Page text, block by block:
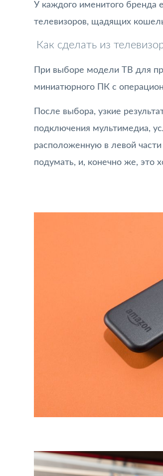
У каждого именитого бренда
телевизоров, щадящих
Как сделать из
При выборе модели ТВ для
миниатюрного ПК с
После выбора, узкие
подключения мультимедиа,
расположенную в левой
подумать, и, конечно же,